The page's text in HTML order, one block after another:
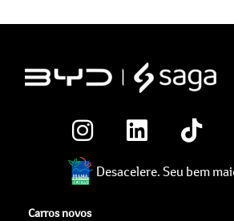
Desacelere. Seu bem
Carros novos